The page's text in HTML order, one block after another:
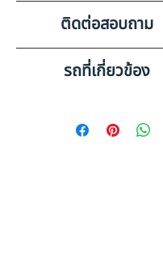
72-8377 สระบุรี
ติดต่อสอบถาม
เบอร์ติดต่อฝ่ายขาย
5968 หรือ 061-386-
รถที่เกี่ยวข้อง
6610155